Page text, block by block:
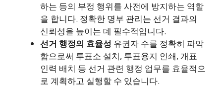
하는 등의 부정 행위를 사전에 방지하는 역할
을 합니다. 정확한 명부 관리는 선거 결과의
신뢰성을 높이는 데 필수적입니다.
선거 행정의 효율성 유권자 수를 정확히 파악
함으로써 투표소 설치, 투표용지 인쇄, 개표
인력 배치 등 선거 관련 행정 업무를 효율적으
로 계획하고 실행할 수 있습니다.